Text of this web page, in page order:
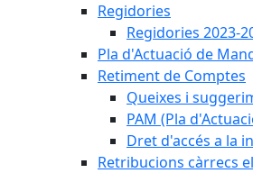
Regidories
Regidories 2023-
Pla d'Actuació de
Retiment de Comptes
Queixes i
PAM (Pla
Dret d'accés a la
Retribucions càrrecs